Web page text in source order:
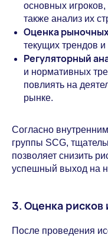
основных
также анализ их
Оценка
текущих трендов
Регуляторный
и нормативных
повлиять на
рынке.
Согласно
группы SCG,
позволяет снизить
успешный выход на
3. Оценка
После проведения